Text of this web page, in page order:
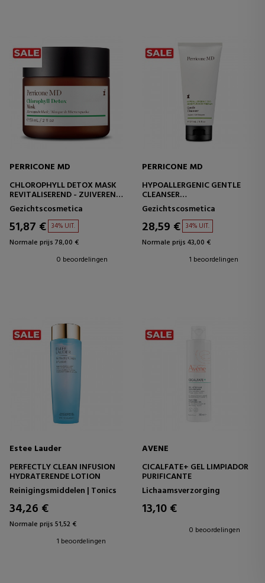
PERRICONE MD
CHLOROPHYLL DETOX MASK
REVITALISEREND - ZUIVEREND
GEZICHTSMASKER
Gezichtscosmetica
51,87 € 34% UIT.
Normale prijs 78,00 €
0 beoordelingen
PERRICONE MD
HYPOALLERGENIC GENTLE
CLEANSER
GEZICHTSREINIGER -
GEVOELIGE HUID
Gezichtscosmetica
28,59 € 34% UIT.
Normale prijs 43,00 €
1 beoordelingen
Estee Lauder
PERFECTLY CLEAN INFUSION
HYDRATERENDE LOTION
Reinigingsmiddelen | Tonics
34,26 €
Normale prijs 51,52 €
1 beoordelingen
AVENE
CICALFATE+ GEL LIMPIADOR
PURIFICANTE
Lichaamsverzorging
13,10 €
0 beoordelingen